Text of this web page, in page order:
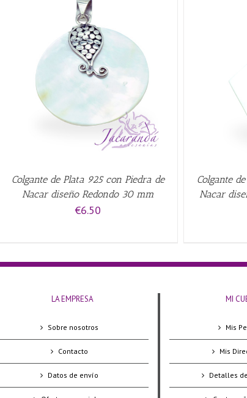
Colgante de Plata 925 con Piedra de
Nacar diseño Redondo 30 mm
€6.50
AÑADIR AL CARRITO /
Colgante
Nacar
AÑADIR
LA EMPRESA
Sobre nosotros
Contacto
Datos de envío
MI
Mis
Mis
Detalles